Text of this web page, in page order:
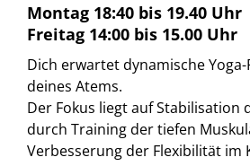
Montag 18:40 bis 19.40 Uhr
Freitag 14:00 bis 15.00 Uhr
Dich erwartet dynamische
deines Atems.
Der Fokus liegt auf Stabilisation
durch Training der tiefen
Verbesserung der Flexibilität im